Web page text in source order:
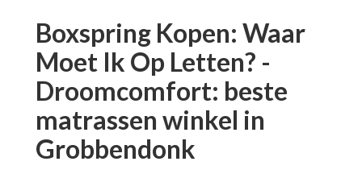
Boxspring Kopen: Waar
Moet Ik Op Letten? -
Droomcomfort: beste
matrassen winkel in
Grobbendonk